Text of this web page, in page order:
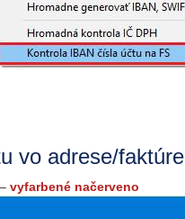
vo adrese/faktúre
vyfarbené načerveno